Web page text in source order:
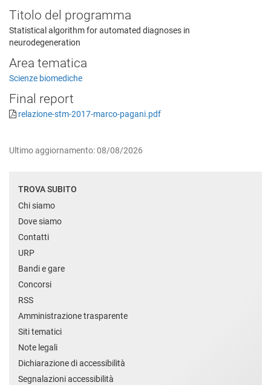
Titolo del programma
Statistical algorithm for automated diagnoses in
neurodegeneration
Area tematica
Scienze biomediche
Final report
relazione-stm-2017-marco-pagani.pdf
Ultimo aggiornamento: 08/08/2026
TROVA SUBITO
Chi siamo
Dove siamo
Contatti
URP
Bandi e gare
Concorsi
RSS
Amministrazione trasparente
Siti tematici
Note legali
Dichiarazione di accessibilità
Segnalazioni accessibilità